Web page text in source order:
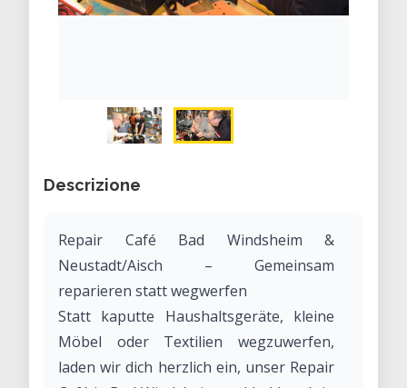
Descrizione
Repair Café Bad Windsheim &
Neustadt/Aisch – Gemeinsam
reparieren statt wegwerfen
Statt kaputte Haushaltsgeräte, kleine
Möbel oder Textilien wegzuwerfen,
laden wir dich herzlich ein, unser Repair